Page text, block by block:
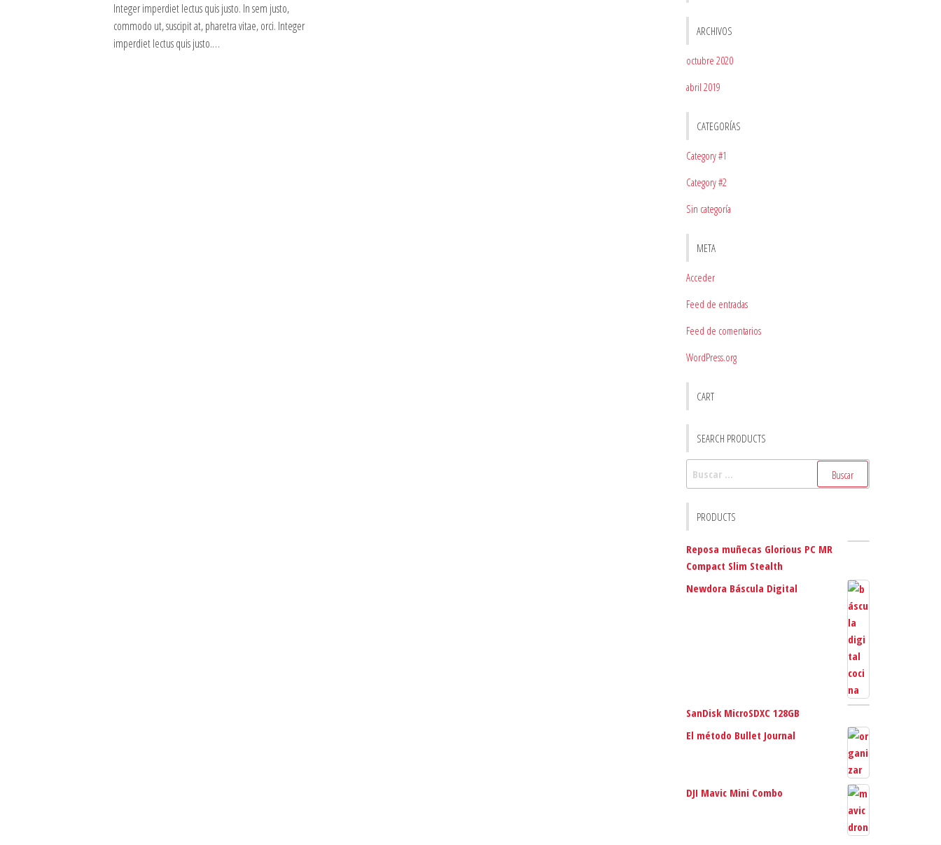
Integer imperdiet lectus quis justo. In sem justo,
commodo ut, suscipit at, pharetra vitae, orci. Integer
imperdiet lectus quis justo.…
ARCHIVOS
octubre 2020
abril 2019
CATEGORÍAS
Category #1
Category #2
Sin categoría
META
Acceder
Feed de entradas
Feed de comentarios
WordPress.org
CART
SEARCH PRODUCTS
PRODUCTS
Reposa muñecas Glorious PC MR
Compact Slim Stealth
Newdora Báscula Digital
SanDisk MicroSDXC 128GB
El método Bullet Journal
DJI Mavic Mini Combo